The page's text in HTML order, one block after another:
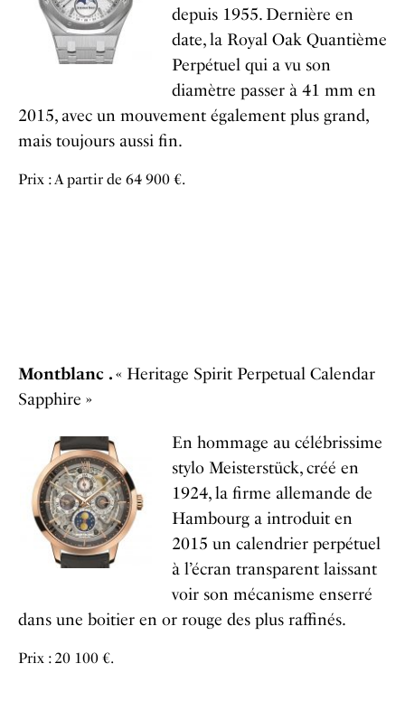
depuis 1955. Dernière en
date, la Royal Oak Quantième
Perpétuel qui a vu son
diamètre passer à 41 mm en
2015, avec un mouvement également plus grand,
mais toujours aussi fin.
Prix : A partir de 64 900 €.
Montblanc .« Heritage Spirit Perpetual Calendar
Sapphire »
En hommage au célébrissime
stylo Meisterstück, créé en
1924, la firme allemande de
Hambourg a introduit en
2015 un calendrier perpétuel
à l’écran transparent laissant
voir son mécanisme enserré
dans une boitier en or rouge des plus raffinés.
Prix : 20 100 €.